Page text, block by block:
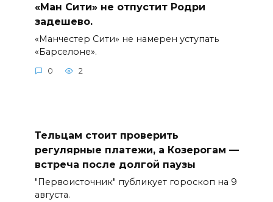
«Ман Сити» не отпустит Родри
задешево.
«Манчестер Сити» не намерен уступать
«Барселоне».
0 2
Тельцам стоит проверить
регулярные платежи, а Козерогам —
встреча после долгой паузы
"Первоисточник" публикует гороскоп на 9
августа.